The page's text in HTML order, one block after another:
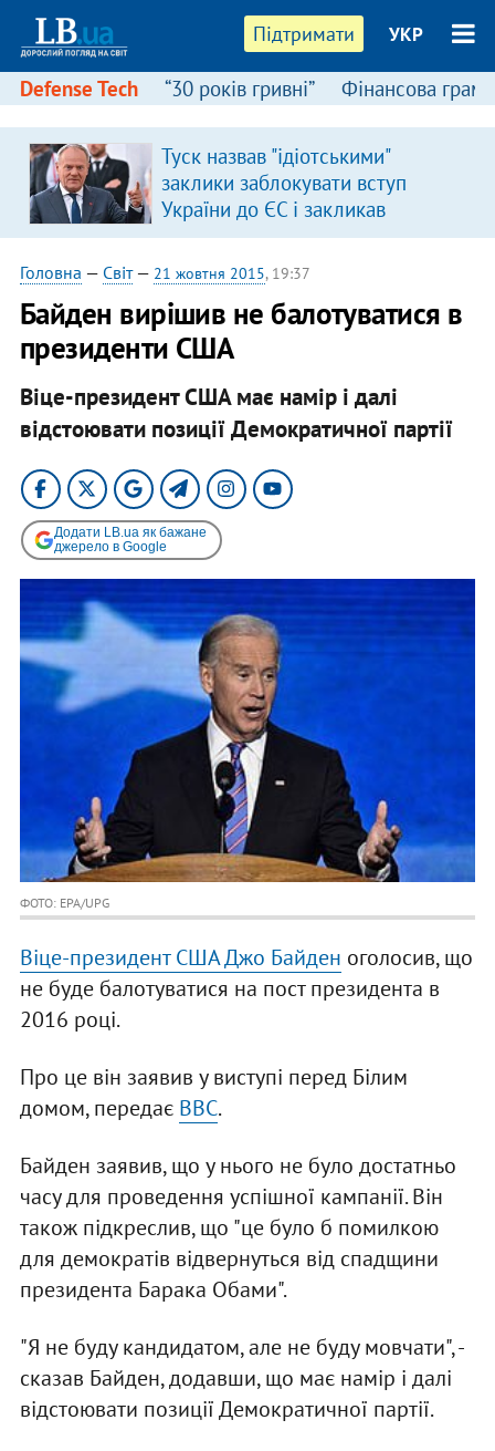
Підтримати УКР
Defense Tech “30 років гривні” Фінансова
Туск назвав "ідіотськими"
заклики заблокувати вступ
України до ЄС і закликав
припинити антиукраїнську
риторику
Головна — Світ— 21 жовтня 2015, 19:37
Байден вирішив не балотуватися в
президенти США
Віце-президент США має намір і далі
відстоювати позиції Демократичної партії
Додати LB.ua як бажане
джерело в Google
ФОТО: EPA/UPG
Віце-президент США Джо Байден оголосив, що
не буде балотуватися на пост президента в
2016 році.
Про це він заявив у виступі перед Білим
домом, передає BBC.
Байден заявив, що у нього не було достатньо
часу для проведення успішної кампанії. Він
також підкреслив, що "це було б помилкою
для демократів відвернуться від спадщини
президента Барака Обами".
"Я не буду кандидатом, але не буду мовчати", -
сказав Байден, додавши, що має намір і далі
відстоювати позиції Демократичної партії.